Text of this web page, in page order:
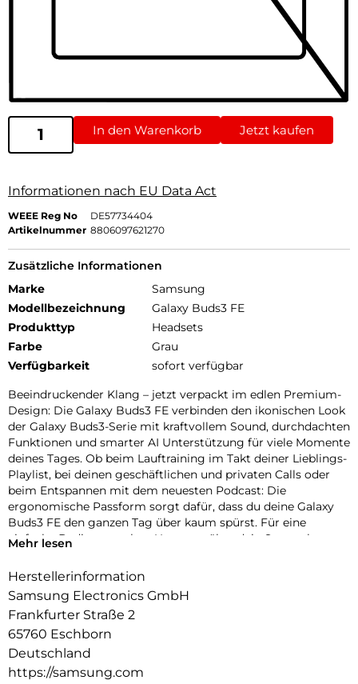
In den Warenkorb Jetzt kaufen
Informationen nach EU Data Act
WEEE Reg No
DE57734404
Artikelnummer 8806097621270
Zusätzliche Informationen
Marke
Samsung
Modellbezeichnung
Galaxy Buds3 FE
Produkttyp
Headsets
Farbe
Grau
Verfügbarkeit
sofort verfügbar
Beeindruckender Klang – jetzt verpackt im edlen Premium-
Design: Die Galaxy Buds3 FE verbinden den ikonischen Look
der Galaxy Buds3-Serie mit kraftvollem Sound, durchdachten
Funktionen und smarter AI Unterstützung für viele Momente
deines Tages. Ob beim Lauftraining im Takt deiner Lieblings-
Playlist, bei deinen geschäftlichen und privaten Calls oder
beim Entspannen mit dem neuesten Podcast: Die
ergonomische Passform sorgt dafür, dass du deine Galaxy
Buds3 FE den ganzen Tag über kaum spürst. Für eine
einfache Bedienung ohne Umwege über dein Smartphone
über die Seite, um die Lautstärke einzustellen, oder tippe, um
genügt, um mitten in deine Klangwelten eintauchen zu
können. Dank fortschrittlichem ANC (Active Noise
Cancelling) kannst du Umgebungsgeräusche weitgehend
ausblenden – für ein ungestörtes Musikerlebnis, klare
Gespräche und fokussierte Momente, egal wo du gerade bist.
Mehr lesen
Herstellerinformation
Samsung Electronics GmbH
Frankfurter Straße 2
65760 Eschborn
Deutschland
https://samsung.com